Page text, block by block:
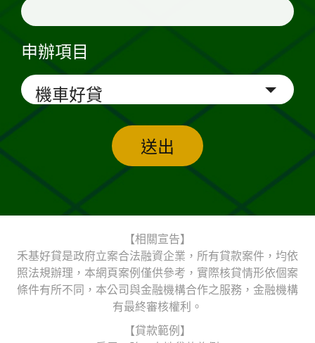
申辦項目
送出
【相關宣告】
禾基好貸是政府立案合法融資企業，所有貸款案件，均依
照法規辦理，本網頁案例僅供參考，實際核貸情形依個案
條件有所不同，本公司與金融機構合作之服務，金融機構
有最終審核權利。
【貸款範例】